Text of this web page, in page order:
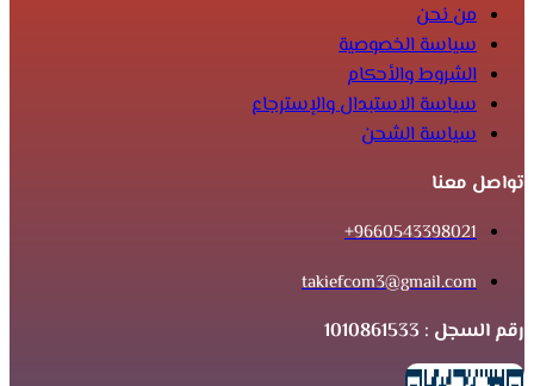
من نحن
سياسة الخصوصية
الشروط والأحكام
سياسة الاستبدال والإسترجاع
سياسة الشحن
تواصل معنا
9660543398021+
takiefcom3@gmail.com
رقم السجل : 1010861533